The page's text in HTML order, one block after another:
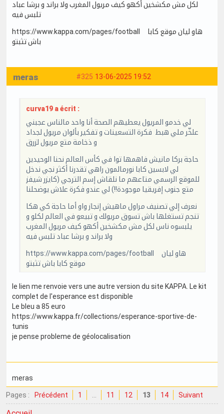
لكل مش مكشخين أكهو كيف مريول المغرب ولا براند و برشا عباد
تلبس فيه
https://www.kappa.com/pages/football هاو ليان موقع كابا
باش تثبتو
#325 13-06-2025 19:52
meras
curva19 a écrit :
لي خدمو المريول يعطيهم الصحة أنا واحد مالناس عجبني
علخّر ملي هبط فكرة التسعينات و تفكير بألوان مريول لجداد
و ذخامة متع مريول لزرق
حاجة بركا مانيش فاهمها توا في كأس العالم نحنا الوحيدين
لي لابسين كابا نورمالمون راهي تقدرنا أكثر نجي ندخل
للموقع الرسمي متاعهم ما نلقاش إسم الترجي (كايزر شيفز
متع جنوب إفريقيا موجودة!!) لي عندو فكرة علاش يوضحلنا
نعرف إلي تصنيف مراول ماهيش إنجاز واو أما حاجة كي هكا
تنجم تستغلها باش تسوق مريولك و تبيعو في العالم لكلو و
يلبسوه ناس لكل مش مكشخين أكهو كيف مريول المغرب
ولا براند و برشا عباد تلبس فيه
https://www.kappa.com/pages/football هاو ليان
موقع كابا باش تثبتو
le lien me renvoie vers une autre version du site KAPPA. Le kit
complet de l'esperance est disponible
Le bleu a 85 euro
https://www.kappa.fr/collections/esperance-sportive-de-
tunis
je pense probleme de géolocalisation
meras
Pages : Précédent 1 11 12 13 14 Suivant